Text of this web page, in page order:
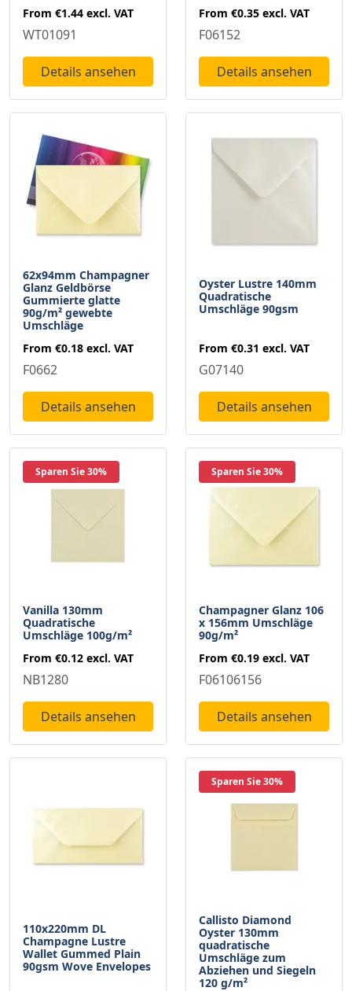
From €1.44 excl. VAT
WT01091
Details ansehen
From €0.35 excl. VAT
F06152
Details ansehen
62x94mm Champagner
Glanz Geldbörse
Gummierte glatte
90g/m² gewebte
Umschläge
From €0.18 excl. VAT
F0662
Details ansehen
Oyster Lustre 140mm
Quadratische
Umschläge 90gsm
From €0.31 excl. VAT
G07140
Details ansehen
Sparen Sie 30%
Vanilla 130mm
Quadratische
Umschläge 100g/m²
From €0.12 excl. VAT
NB1280
Details ansehen
Sparen Sie 30%
Champagner Glanz 106
x 156mm Umschläge
90g/m²
From €0.19 excl. VAT
F06106156
Details ansehen
110x220mm DL
Champagne Lustre
Wallet Gummed Plain
90gsm Wove Envelopes
Sparen Sie 30%
Callisto Diamond
Oyster 130mm
quadratische
Umschläge zum
Abziehen und Siegeln
120 g/m²